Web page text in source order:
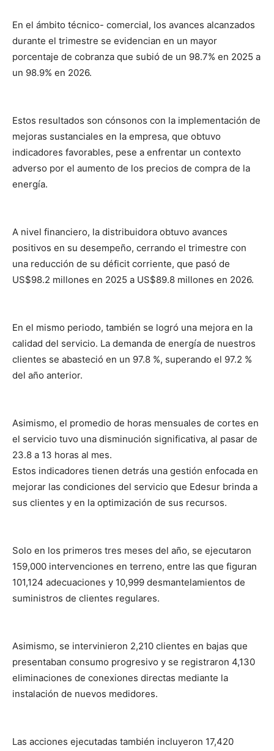
En el ámbito técnico- comercial, los avances alcanzados
durante el trimestre se evidencian en un mayor
porcentaje de cobranza que subió de un 98.7% en 2025 a
un 98.9% en 2026.
Estos resultados son cónsonos con la implementación de
mejoras sustanciales en la empresa, que obtuvo
indicadores favorables, pese a enfrentar un contexto
adverso por el aumento de los precios de compra de la
energía.
A nivel financiero, la distribuidora obtuvo avances
positivos en su desempeño, cerrando el trimestre con
una reducción de su déficit corriente, que pasó de
US$98.2 millones en 2025 a US$89.8 millones en 2026.
En el mismo periodo, también se logró una mejora en la
calidad del servicio. La demanda de energía de nuestros
clientes se abasteció en un 97.8 %, superando el 97.2 %
del año anterior.
Asimismo, el promedio de horas mensuales de cortes en
el servicio tuvo una disminución significativa, al pasar de
23.8 a 13 horas al mes.
Estos indicadores tienen detrás una gestión enfocada en
mejorar las condiciones del servicio que Edesur brinda a
sus clientes y en la optimización de sus recursos.
Solo en los primeros tres meses del año, se ejecutaron
159,000 intervenciones en terreno, entre las que figuran
101,124 adecuaciones y 10,999 desmantelamientos de
suministros de clientes regulares.
Asimismo, se intervinieron 2,210 clientes en bajas que
presentaban consumo progresivo y se registraron 4,130
eliminaciones de conexiones directas mediante la
instalación de nuevos medidores.
Las acciones ejecutadas también incluyeron 17,420